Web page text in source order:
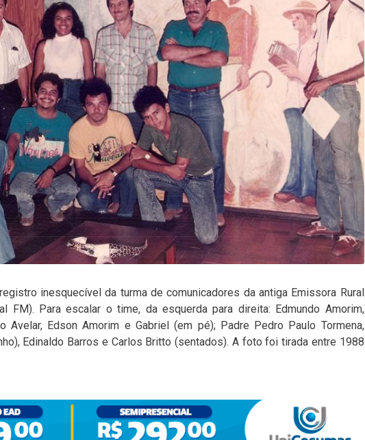
inesquecível da turma de comunicadores da antiga Emissora Rural
FM). Para escalar o time, da esquerda para direita: Edmundo Amorim,
Avelar, Edson Amorim e Gabriel (em pé); Padre Pedro Paulo Tormena,
Edinaldo Barros e Carlos Britto (sentados). A foto foi tirada entre 1988